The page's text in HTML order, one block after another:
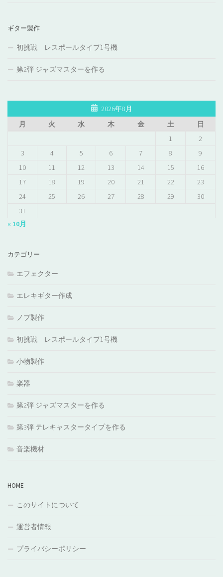
ギター製作
初挑戦 レスポールタイプ1号機
第2弾 ジャズマスターを作る
2026年8月
月
火 水 木 金 土
日
1
2
3
4 5 6 7 8
9
10
11 12 13 14 15
16
17
18 19 20 21 22
23
24
25 26 27 28 29
30
31
« 10月
カテゴリー
エフェクター
エレキギター作成
ノブ製作
初挑戦 レスポールタイプ1号機
小物製作
楽器
第2弾 ジャズマスターを作る
第3弾 テレキャスタータイプを作る
音楽機材
HOME
このサイトについて
運営者情報
プライバシーポリシー